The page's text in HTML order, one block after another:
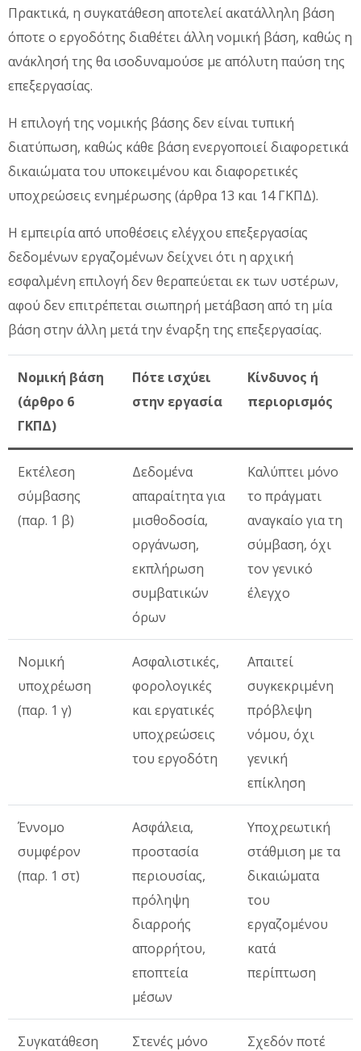
Πρακτικά, η συγκατάθεση αποτελεί ακατάλληλη βάση
όποτε ο εργοδότης διαθέτει άλλη νομική βάση, καθώς η
ανάκλησή της θα ισοδυναμούσε με απόλυτη παύση της
επεξεργασίας.
Η επιλογή της νομικής βάσης δεν είναι τυπική
διατύπωση, καθώς κάθε βάση ενεργοποιεί διαφορετικά
δικαιώματα του υποκειμένου και διαφορετικές
υποχρεώσεις ενημέρωσης (άρθρα 13 και 14 ΓΚΠΔ).
Η εμπειρία από υποθέσεις ελέγχου επεξεργασίας
δεδομένων εργαζομένων δείχνει ότι η αρχική
εσφαλμένη επιλογή δεν θεραπεύεται εκ των υστέρων,
αφού δεν επιτρέπεται σιωπηρή μετάβαση από τη μία
βάση στην άλλη μετά την έναρξη της επεξεργασίας.
Νομική βάση
(άρθρο 6
ΓΚΠΔ)
Πότε ισχύει
στην εργασία
Κίνδυνος ή
περιορισμός
Εκτέλεση
σύμβασης
(παρ. 1 β)
Δεδομένα
απαραίτητα για
μισθοδοσία,
οργάνωση,
εκπλήρωση
συμβατικών
όρων
Καλύπτει μόνο
το πράγματι
αναγκαίο για τη
σύμβαση, όχι
τον γενικό
έλεγχο
Νομική
υποχρέωση
(παρ. 1 γ)
Ασφαλιστικές,
φορολογικές
και εργατικές
υποχρεώσεις
του εργοδότη
Απαιτεί
συγκεκριμένη
πρόβλεψη
νόμου, όχι
γενική
επίκληση
Έννομο
συμφέρον
(παρ. 1 στ)
Ασφάλεια,
προστασία
περιουσίας,
πρόληψη
διαρροής
απορρήτου,
εποπτεία
μέσων
Υποχρεωτική
στάθμιση με τα
δικαιώματα
του
εργαζομένου
κατά
περίπτωση
Συγκατάθεση
Στενές μόνο
Σχεδόν ποτέ